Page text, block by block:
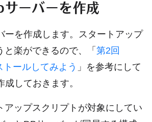
ーバーを作成
ーを作成します。スタートアップ
と楽ができるので、「 第2回
ールしてみよう 」を参考にして
しておきます。
アップスクリプトが対象にしてい